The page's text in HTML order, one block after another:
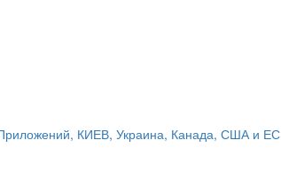
КИЕВ, Украина, Канада, США и ЕС